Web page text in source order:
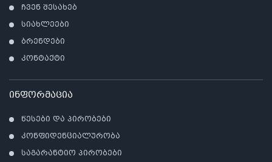
ჩვენ შესახებ
სიახლეები
ბრენდები
კონტაქტი
ინფორმაცია
წესები და პირობები
კონფიდენციალურობა
საგარანტიო პირობები